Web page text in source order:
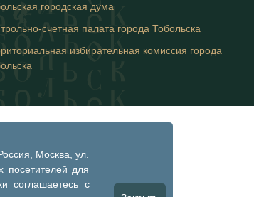
Москва, ул.
для
соглашаетесь с
городская дума
счетная палата города Тобольска
избирательная комиссия города